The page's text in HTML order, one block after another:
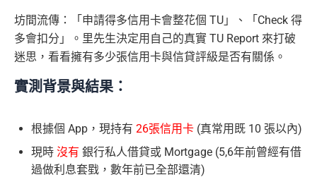
坊間流傳：「申請得多信用卡會整花個 TU」、「Check 得
多會扣分」。里先生決定用自己的真實 TU Report 來打破
迷思，看看擁有多少張信用卡與信貸評級是否有關係。
實測背景與結果：
根據個 App，現持有 26張信用卡 (真常用既 10 張以內)
現時 沒有 銀行私人借貸或 Mortgage (5,6年前曾經有借
過做利息套戥，數年前已全部還清)